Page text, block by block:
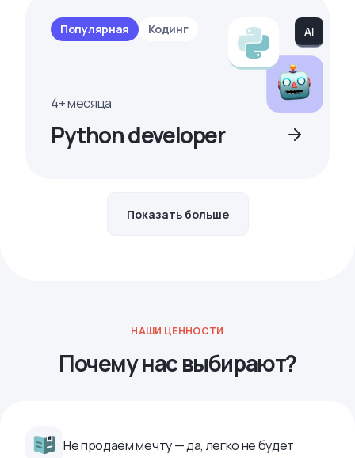
Популярная Кодинг
4+ месяца
Python developer
Показать больше
НАШИ ЦЕННОСТИ
Почему нас выбирают?
Не продаём мечту — да, легко не будет